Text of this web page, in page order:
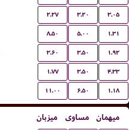
۲.۲۷ ۳.۲۰ ۳.۰۵
۸.۵۰ ۵.۰۰ ۱.۳۱
۳.۶۰ ۳.۵۰ ۱.۹۲
۱.۷۷ ۳.۵۰ ۴.۳۳
۱۱.۰۰ ۶.۵۰ ۱.۱۸
میزبان مساوی میهمان